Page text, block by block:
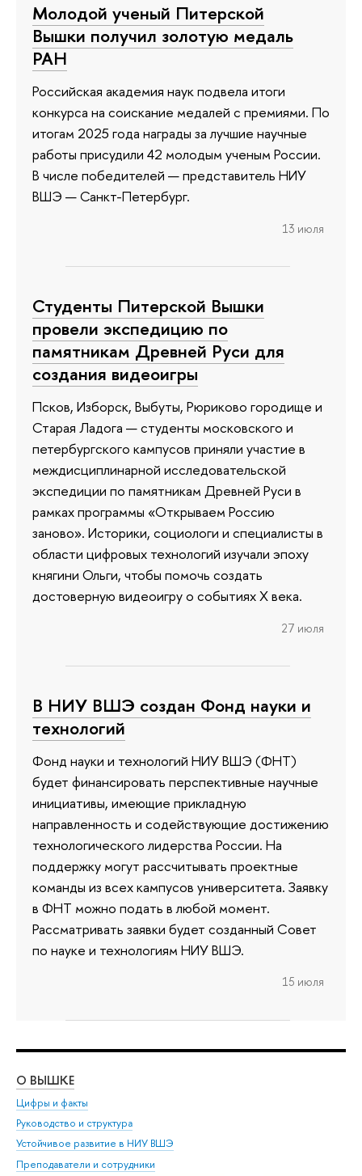
Молодой ученый Питерской
Вышки получил золотую медаль
РАН
Российская академия наук подвела итоги
конкурса на соискание медалей с премиями. По
итогам 2025 года награды за лучшие научные
работы присудили 42 молодым ученым России.
В числе победителей — представитель НИУ
ВШЭ — Санкт-Петербург.
13 июля
Студенты Питерской Вышки
провели экспедицию по
памятникам Древней Руси для
создания видеоигры
Псков, Изборск, Выбуты, Рюриково городище и
Старая Ладога — студенты московского и
петербургского кампусов приняли участие в
междисциплинарной исследовательской
экспедиции по памятникам Древней Руси в
рамках программы «Открываем Россию
заново». Историки, социологи и специалисты в
области цифровых технологий изучали эпоху
княгини Ольги, чтобы помочь создать
достоверную видеоигру о событиях X века.
27 июля
В НИУ ВШЭ создан Фонд науки и
технологий
Фонд науки и технологий НИУ ВШЭ (ФНТ)
будет финансировать перспективные научные
инициативы, имеющие прикладную
направленность и содействующие достижению
технологического лидерства России. На
поддержку могут рассчитывать проектные
команды из всех кампусов университета. Заявку
в ФНТ можно подать в любой момент.
Рассматривать заявки будет созданный Совет
по науке и технологиям НИУ ВШЭ.
15 июля
О ВЫШКЕ
Цифры и факты
Руководство и структура
Устойчивое развитие в НИУ ВШЭ
Преподаватели и сотрудники